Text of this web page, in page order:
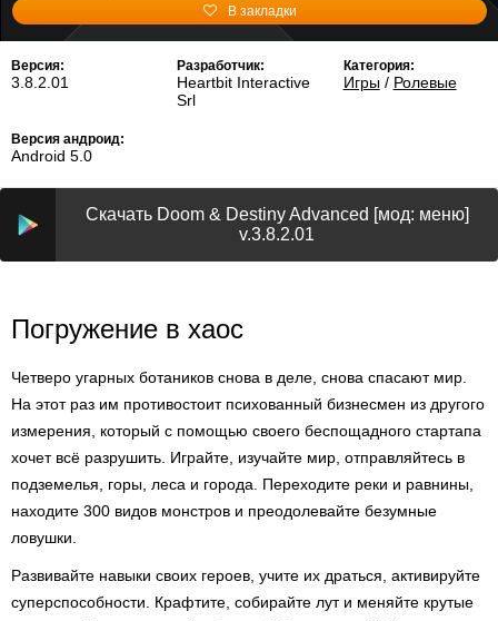
В закладки
Версия:
3.8.2.01
Разработчик:
Heartbit Interactive
Srl
Категория:
Игры/ Ролевые
Версия андроид:
Android 5.0
Скачать Doom & Destiny Advanced [мод: меню]
v.3.8.2.01
Погружение в хаос
Четверо угарных ботаников снова в деле, снова спасают мир.
На этот раз им противостоит психованный бизнесмен из другого
измерения, который с помощью своего беспощадного стартапа
хочет всё разрушить. Играйте, изучайте мир, отправляйтесь в
подземелья, горы, леса и города. Переходите реки и равнины,
находите 300 видов монстров и преодолевайте безумные
ловушки.
Развивайте навыки своих героев, учите их драться, активируйте
суперспособности. Крафтите, собирайте лут и меняйте крутые